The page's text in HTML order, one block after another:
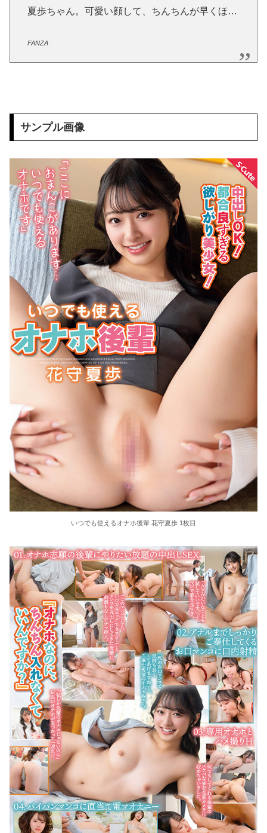
【AIリマスター】人妻監禁レズ調教 友田真希
かつて650万部を誇った『週刊少年ジャンプ』 発行部数が初の100万部割れ
ヴァージンリベンジャー4
ロリ顔の美女を弄んだ
【エンタメ】山本舞香、Hiroとの第1子出産が発覚したんやが
激しく揺れる小さな胸が愛おしくてたまらない
【ＳＭ・調教】出会い系でエッチした最高のドＭ女
松居一代 画像36枚【ヌード】
素人ＡＶ面接 ~ロリ娘にセクシーランジェリーを着せて生中ハメ~
まんチラの誘惑 ~ダチの母ちゃんと~
アラサー喪女の暴走オーガズム
月刊 古瀬玲
36歳の彼女と結婚したいのに、家族が猛反対。家族から信じられない言葉が飛び出した… 他
クーラーボックス積んで出発→途中で買い足し…50代公務員の“ドライブ”が地獄すぎた 他
【画像】長濱ねる(27歳)の乳がヤバイと話題にｗｗｗｗ1700万バズｗｗｗｗｗｗｗｗｗｗ 他
【画像】人気Vチューバーさん、とんでもない姿を披露ｗｗｗｗｗｗｗｗｗｗ 他
【悲報】2050年の日本、独身ボッチ祭りが現実になるとかｗｗｗｗ 他
Powered by livedoor 相互RSS
夏歩ちゃん。可愛い顔して、ちんちんが早くほ…
FANZA
サンプル画像
いつでも使えるオナホ後輩 花守夏歩 1枚目